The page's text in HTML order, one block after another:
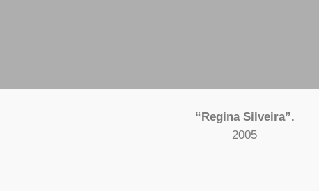
“Regina Silveira”.
2005